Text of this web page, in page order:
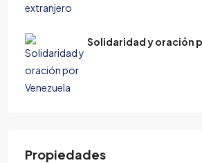
Solidaridad y oración
Propiedades